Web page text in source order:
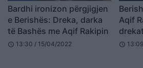
Bardhi ironizon përgjigjen
e Berishës: Dreka, darka
të Bashës me Aqif Rakipin
schedule 13:30 / 15/04/2022
Aqif
schedule